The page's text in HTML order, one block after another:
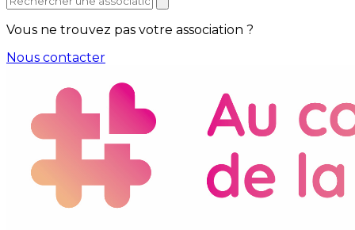
Vous ne trouvez pas votre association ?
Nous contacter